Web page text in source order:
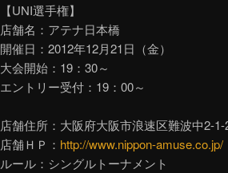
【UNI選手権】
店舗名：アテナ日本橋
開催日：2012年12月21日（金）
大会開始：19：30～
エントリー受付：19：00～
店舗住所：大阪府大阪市浪速区難波中2-1-
店舗ＨＰ： http://www.nippon-amuse.co.jp/
ルール：シングルトーナメント